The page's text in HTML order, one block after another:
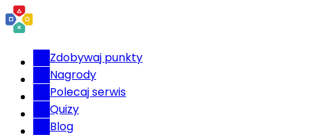
Zdobywaj punkty
Nagrody
Polecaj serwis
Quizy
Blog